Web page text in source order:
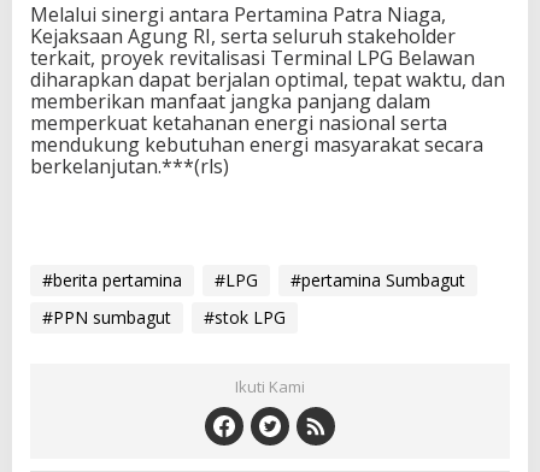
Melalui sinergi antara Pertamina Patra Niaga,
Kejaksaan Agung RI, serta seluruh stakeholder
terkait, proyek revitalisasi Terminal LPG Belawan
diharapkan dapat berjalan optimal, tepat waktu, dan
memberikan manfaat jangka panjang dalam
memperkuat ketahanan energi nasional serta
mendukung kebutuhan energi masyarakat secara
berkelanjutan.***(rls)
#berita pertamina #LPG
#pertamina Sumbagut
#PPN sumbagut
#stok LPG
Ikuti Kami